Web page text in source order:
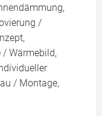
/
/ Wärmebild,
/ Montage,